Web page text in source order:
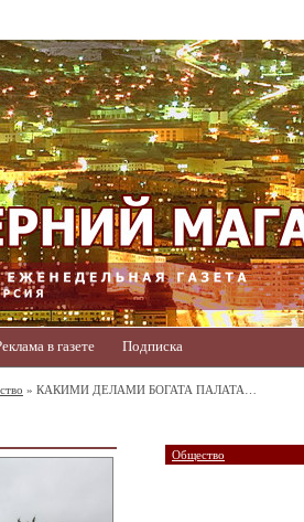
в газете Подписка
» КАКИМИ ДЕЛАМИ БОГАТА ПАЛАТА…
Общество